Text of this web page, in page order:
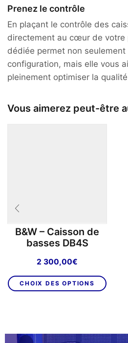
Prenez le contrôle
En plaçant le contrôle des
directement au cœur de votre
dédiée permet non
configuration, mais elle vous
pleinement optimiser la
Vous aimerez peut-être
B&W – Caisson de
basses DB4S
2 300,00€
CHOIX DES OPTIONS
produit
Les